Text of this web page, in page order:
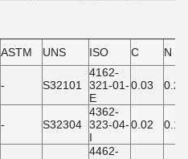
ASTM UNS ISO C N
- S32101
4162-
321-01-
E
0.03 0.22
- S32304
4362-
323-04-
I
0.02 0.10
4462-